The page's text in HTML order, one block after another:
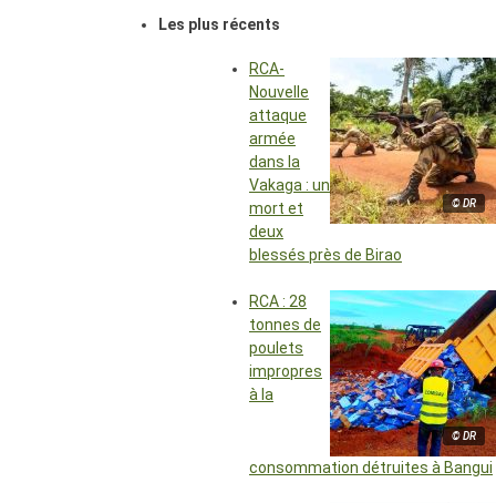
Les plus récents
© DR
RCA-
Nouvelle
attaque
armée
dans la
Vakaga : un
mort et
deux
blessés près de Birao
© DR
RCA : 28
tonnes de
poulets
impropres
à la
consommation détruites à Bangui